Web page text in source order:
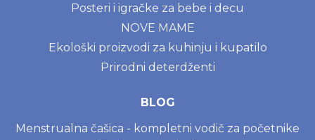
Posteri i igračke za bebe i decu
NOVE MAME
Ekološki proizvodi za kuhinju i kupatilo
Prirodni deterdženti
BLOG
Menstrualna čašica - kompletni vodič za početnike